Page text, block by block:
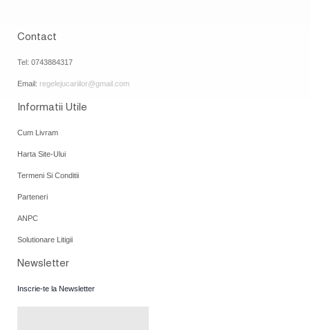
Contact
Tel: 0743884317
Email: regelejucariilor@gmail.com
Informatii Utile
Cum Livram
Harta Site-Ului
Termeni Si Conditii
Parteneri
ANPC
Solutionare Litigii
Newsletter
Inscrie-te la Newsletter